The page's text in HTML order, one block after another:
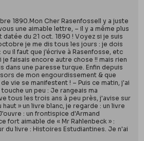
1890.Mon Cher RasenfosseIl y a juste
une aimable lettre, – il y a même plus
datée du 21 oct. 1890 ! Voyez si je suis
je me dis tous les jours : je dois
il faut que j'écrive à Rasenfosse, etc
je faisais encore autre chose !! mais rien
dans une paresse turque. Enfin depuis
de mon engourdissement & que
vie se manifestent ! – Puis ce matin, j'ai
un peu : Je rangeais ma
tous les trois ans à peu près, j'avise sur
» un livre blanc, je regarde : un livre
: un frontispice d'Armand
fort aimable de « Mr Rahlenbeck » :
du livre : Histoires Estudiantines. Je n'ai